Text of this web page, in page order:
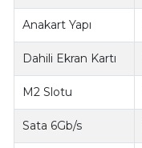
Anakart Yapı
Dahili Ekran Kartı
M2 Slotu
Sata 6Gb/s